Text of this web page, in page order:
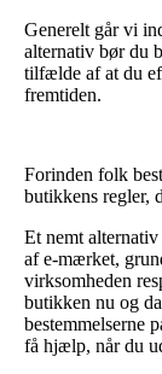
Generelt går vi
alternativ bør du
tilfælde af at du
fremtiden.
Forinden folk
butikkens regler,
Et nemt
af e-mærket,
virksomheden
butikken nu og
bestemmelserne
få hjælp, når du